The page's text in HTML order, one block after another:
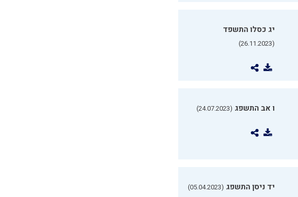
יג כסלו התשפד
(26.11.2023)
ו אב התשפג (24.07.2023)
יד ניסן התשפג (05.04.2023)